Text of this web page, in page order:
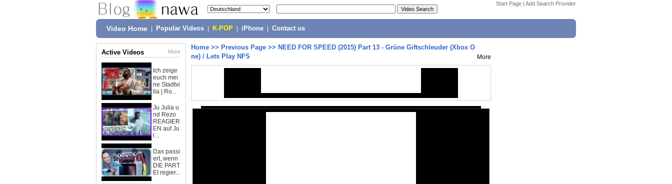
Start Page | Add Search Provider
Video Home Popular Videos K-POP iPhone Contact us
Active Videos More
Ich zeige
euch mei
ne Stadtvi
lla | Ro...
Ju Julia u
nd Rezo
REAGIER
EN auf Ju
l...
Das passi
ert, wenn
DIE PART
EI regier...
Home >> Previous Page >> NEED FOR SPEED (2015) Part 13 - Grüne Giftschleuder (Xbox O
ne) / Lets Play NFS
More